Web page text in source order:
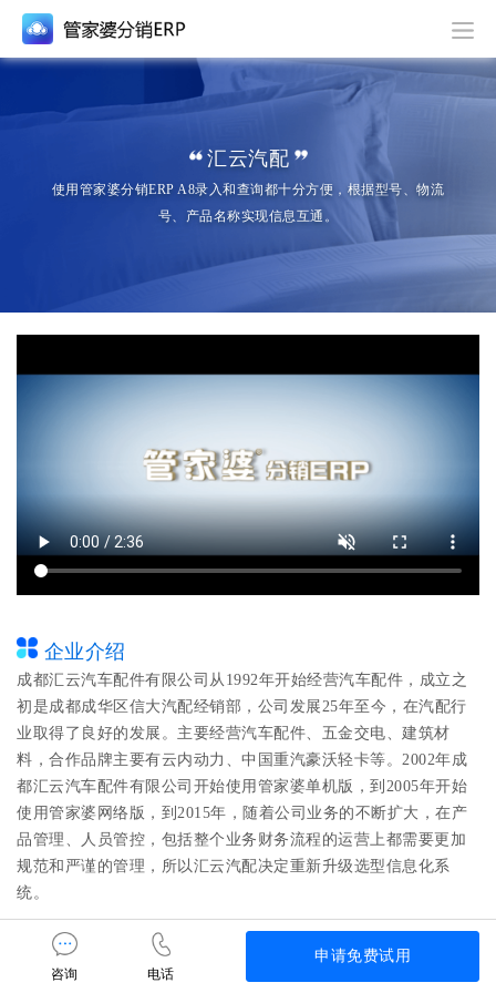
汇云汽配
使用管家婆分销ERP A8录入和查询都十分方便，根据型号、物流
号、产品名称实现信息互通。
企业介绍
成都汇云汽车配件有限公司从1992年开始经营汽车配件，成立之
初是成都成华区信大汽配经销部，公司发展25年至今，在汽配行
业取得了良好的发展。主要经营汽车配件、五金交电、建筑材
料，合作品牌主要有云内动力、中国重汽豪沃轻卡等。2002年成
都汇云汽车配件有限公司开始使用管家婆单机版，到2005年开始
使用管家婆网络版，到2015年，随着公司业务的不断扩大，在产
品管理、人员管控，包括整个业务财务流程的运营上都需要更加
规范和严谨的管理，所以汇云汽配决定重新升级选型信息化系
统。
解决方案概况
成都汇云汽车配件有限公司
咨询 电话
申请免费试用